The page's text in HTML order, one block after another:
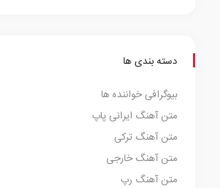
دسته بندی ها
بیوگرافی خواننده ها
متن آهنگ ایرانی پاپ
متن آهنگ ترکی
متن آهنگ خارجی
متن آهنگ رپ